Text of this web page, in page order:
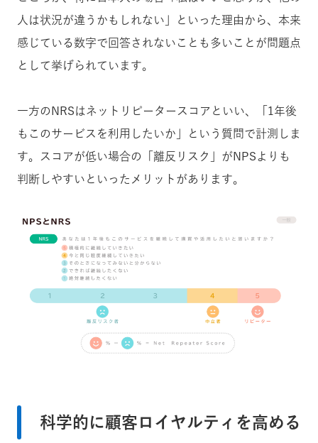
人は状況が違うかもしれない」といった理由から、本来
感じている数字で回答されないことも多いことが問題点
として挙げられています。
一方のNRSはネットリピータースコアといい、「1年後
もこのサービスを利用したいか」という質問で計測しま
す。スコアが低い場合の「離反リスク」がNPSよりも
判断しやすいといったメリットがあります。
科学的に顧客ロイヤルティを高める